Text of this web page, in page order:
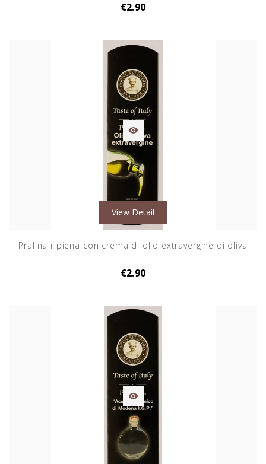
€2.90

View Detail
Pralina ripiena con crema di olio extravergine di oliva
€2.90
